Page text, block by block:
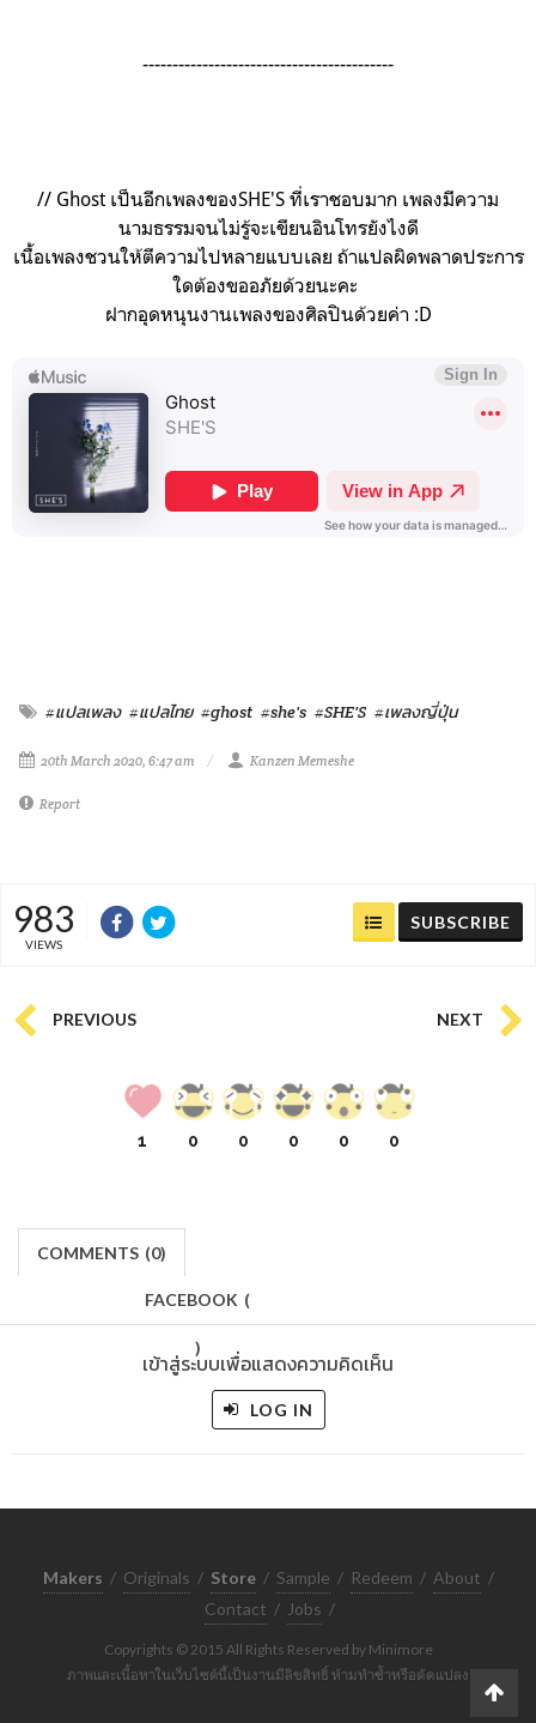
------------------------------------------
// Ghost เป็นอีกเพลงของSHE'S ที่เราชอบมาก เพลงมีความ
นามธรรมจนไม่รู้จะเขียนอินโทรยังไงดี
เนื้อเพลงชวนให้ตีความไปหลายแบบเลย ถ้าแปลผิดพลาดประการ
ใดต้องขออภัยด้วยนะคะ
ฝากอุดหนุนงานเพลงของศิลปินด้วยค่า :D
#แปลเพลง #แปลไทย #ghost #she's #SHE'S #เพลงญี่ปุ่น
20th March 2020, 6:47 am Kanzen Memeshe
Report
983
VIEWS
SUBSCRIBE
PREVIOUS NEXT
1 0 0 0 0 0
COMMENTS (0)
FACEBOOK (
)
เข้าสู่ระบบเพื่อแสดงความคิดเห็น
LOG IN
Makers / Originals / Store / Sample / Redeem / About /
Contact / Jobs /
Copyrights © 2015 All Rights Reserved by Minimore
ภาพและเนื้อหาในเว็บไซต์นี้เป็นงานมีลิขสิทธิ์ ห้ามทำซ้ำหรือดัดแปลง